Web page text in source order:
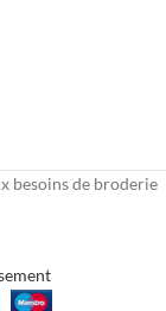
besoins de broderie